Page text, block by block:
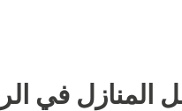
المنازل في